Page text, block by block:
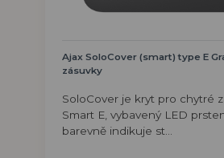
Ajax SoloCover (smart) type E
zásuvky
SoloCover je kryt pro chytré
Smart E, vybavený LED
barevně indikuje st...